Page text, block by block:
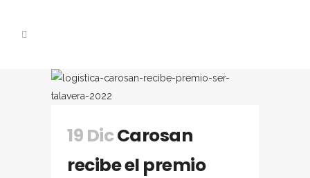
19 DicCarosan
recibe el premio